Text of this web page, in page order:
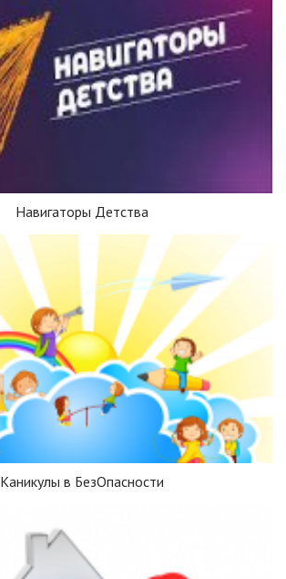
Навигаторы Детства
Каникулы в БезОпасности